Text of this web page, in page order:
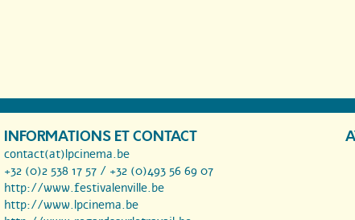
INFORMATIONS ET CONTACT
contact(at)lpcinema.be
+32 (0)2 538 17 57 / +32 (0)493 56 69 07
http://www.festivalenville.be
http://www.lpcinema.be